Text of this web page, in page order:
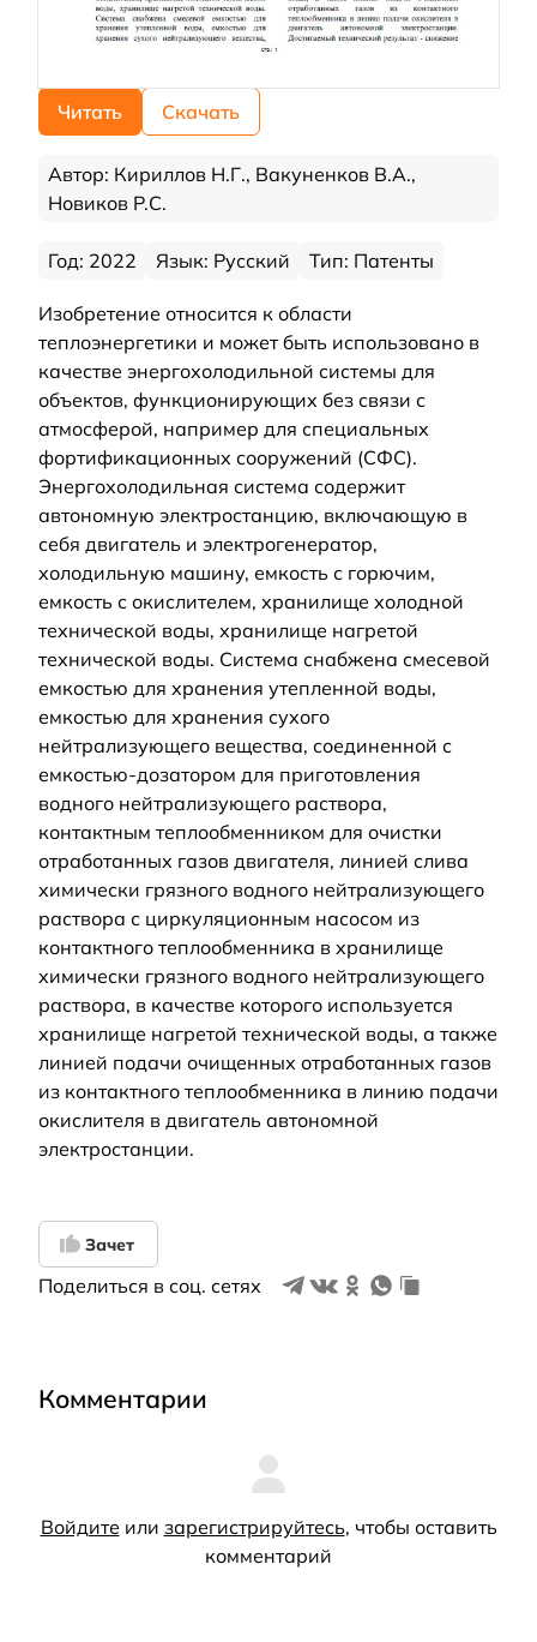
Читать Скачать
Автор: Кириллов Н.Г., Вакуненков В.А.,
Новиков Р.С.
Год: 2022 Язык: Русский Тип: Патенты
Изобретение относится к области
теплоэнергетики и может быть использовано в
качестве энергохолодильной системы для
объектов, функционирующих без связи с
атмосферой, например для специальных
фортификационных сооружений (СФС).
Энергохолодильная система содержит
автономную электростанцию, включающую в
себя двигатель и электрогенератор,
холодильную машину, емкость с горючим,
емкость с окислителем, хранилище холодной
технической воды, хранилище нагретой
технической воды. Система снабжена смесевой
емкостью для хранения утепленной воды,
емкостью для хранения сухого
нейтрализующего вещества, соединенной с
емкостью-дозатором для приготовления
водного нейтрализующего раствора,
контактным теплообменником для очистки
отработанных газов двигателя, линией слива
химически грязного водного нейтрализующего
раствора с циркуляционным насосом из
контактного теплообменника в хранилище
химически грязного водного нейтрализующего
раствора, в качестве которого используется
хранилище нагретой технической воды, а также
линией подачи очищенных отработанных газов
из контактного теплообменника в линию подачи
окислителя в двигатель автономной
электростанции.
Зачет
Поделиться в соц. сетях
Комментарии
Войдите или зарегистрируйтесь, чтобы оставить
комментарий